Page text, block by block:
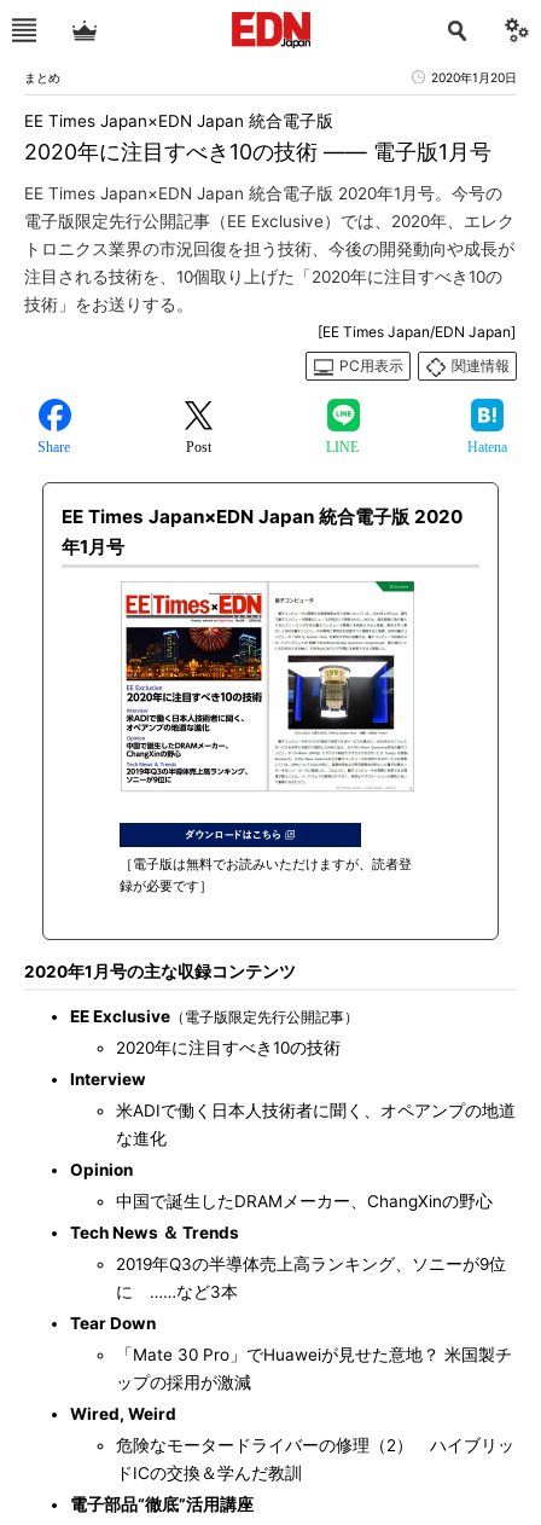
まとめ 2020年1月20日
2020年に注目すべき10の技術 ―― 電子版1月号
EE Times Japan×EDN Japan 統合電子版
EE Times Japan×EDN Japan 統合電子版 2020年1月号。今号の
電子版限定先行公開記事（EE Exclusive）では、2020年、エレク
トロニクス業界の市況回復を担う技術、今後の開発動向や成長が
注目される技術を、10個取り上げた「2020年に注目すべき10の
技術」をお送りする。
[EE Times Japan/EDN Japan]
PC用表示
関連情報
Share Post LINE Hatena
EE Times Japan×EDN Japan 統合電子版 2020
年1月号
［電子版は無料でお読みいただけますが、読者登
録が必要です］
2020年1月号の主な収録コンテンツ
EE Exclusive （電子版限定先行公開記事）
2020年に注目すべき10の技術
Interview
米ADIで働く日本人技術者に聞く、オペアンプの地道
な進化
Opinion
中国で誕生したDRAMメーカー、ChangXinの野心
Tech News ＆ Trends
2019年Q3の半導体売上高ランキング、ソニーが9位
に ……など3本
Tear Down
「Mate 30 Pro」でHuaweiが見せた意地？ 米国製チ
ップの採用が激減
Wired, Weird
危険なモータードライバーの修理（2） ハイブリッ
ドICの交換＆学んだ教訓
電子部品“徹底”活用講座